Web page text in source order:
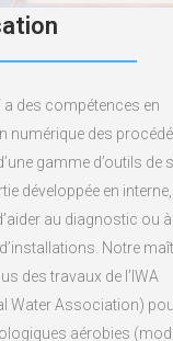
a des compétences en
numérique des
gamme d’outils de
développée en interne,
au diagnostic ou
Notre
des travaux de l’IWA
Water Association)
aérobies